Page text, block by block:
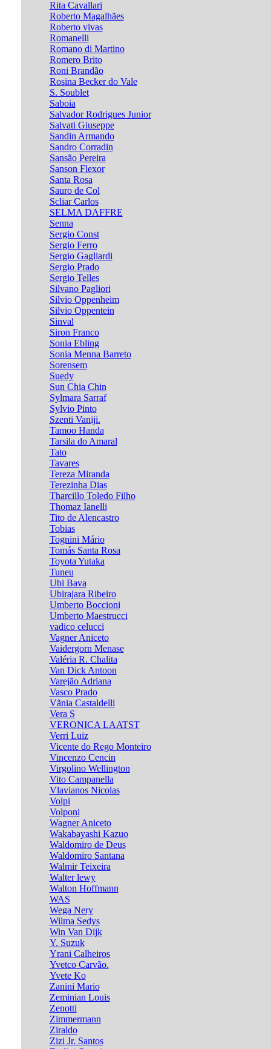
Rita Cavallari
Roberto Magalhães
Roberto vivas
Romanelli
Romano di Martino
Romero Brito
Roni Brandão
Rosina Becker do Vale
S. Soublet
Saboia
Salvador Rodrigues Junior
Salvati Giuseppe
Sandin Armando
Sandro Corradin
Sansão Pereira
Sanson Flexor
Santa Rosa
Sauro de Col
Scliar Carlos
SELMA DAFFRE
Senna
Sergio Const
Sergio Ferro
Sergio Gagliardi
Sergio Prado
Sergio Telles
Silvano Pagliori
Silvio Oppenheim
Silvio Oppentein
Sinval
Siron Franco
Sonia Ebling
Sonia Menna Barreto
Sorensem
Suedy
Sun Chia Chin
Sylmara Sarraf
Sylvio Pinto
Szenti Vaniji.
Tamoo Handa
Tarsila do Amaral
Tato
Tavares
Tereza Miranda
Terezinha Dias
Tharcillo Toledo Filho
Thomaz Ianelli
Tito de Alencastro
Tobias
Tognini Mário
Tomás Santa Rosa
Toyota Yutaka
Tuneu
Ubi Bava
Ubirajara Ribeiro
Umberto Boccioni
Umberto Maestrucci
vadico celucci
Vagner Aniceto
Vaidergorn Menase
Valéria R. Chalita
Van Dick Antoon
Varejão Adriana
Vasco Prado
Vãnia Castaldelli
Vera S
VERONICA LAATST
Verri Luiz
Vicente do Rego Monteiro
Vincenzo Cencin
Virgolino Wellington
Vito Campanella
Vlavianos Nicolas
Volpi
Volponi
Wagner Aniceto
Wakabayashi Kazuo
Waldomiro de Deus
Waldomiro Santana
Walmir Teixeira
Walter lewy
Walton Hoffmann
WAS
Wega Nery
Wilma Sedys
Win Van Dijk
Y. Suzuk
Yrani Calheiros
Yvetco Carvão.
Yvete Ko
Zanini Mario
Zeminian Louis
Zenotti
Zimmermann
Ziraldo
Zizi Jr. Santos